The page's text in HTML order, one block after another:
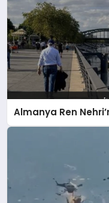
Almanya Ren